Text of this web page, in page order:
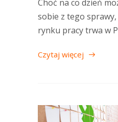
Choć na co dzień
sobie z tego sprawy,
rynku pracy trwa w
Czytaj więcej